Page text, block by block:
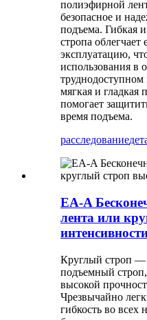
полиэфирной
безопасное и
подъема. Гибкая
стропа облегчает
эксплуатацию,
использования в
труднодоступном
мягкая и гладкая
помогает
время подъема.
расследование
EA-A
лента или
Круглый строп —
подъемный
высокой
Чрезвычайно
гибкость во всех